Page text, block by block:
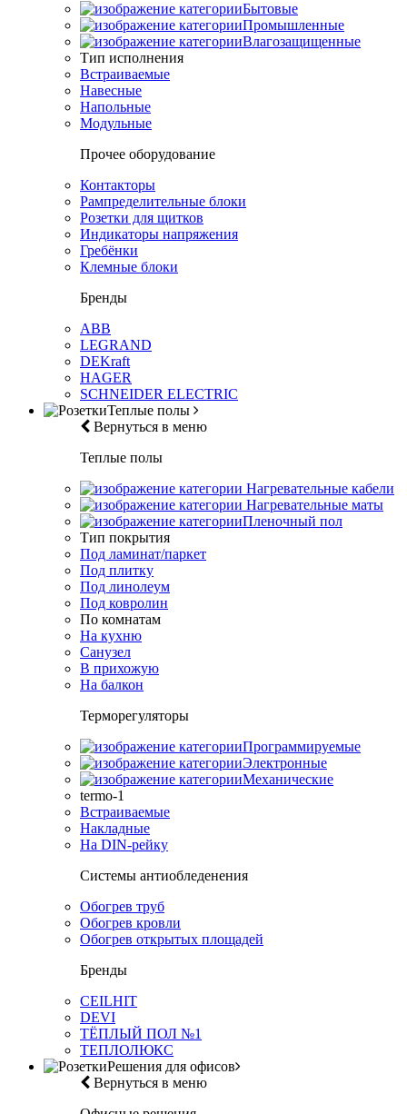
Бытовые
Промышленные
Влагозащищенные
Тип исполнения
Встраиваемые
Навесные
Напольные
Модульные
Прочее оборудование
Контакторы
Рампределительные блоки
Розетки для щитков
Индикаторы напряжения
Гребёнки
Клемные блоки
Бренды
ABB
LEGRAND
DEKraft
HAGER
SCHNEIDER ELECTRIC
Теплые полы
Вернуться в меню
Теплые полы
Нагревательные кабели
Нагревательные маты
Пленочный пол
Тип покрытия
Под ламинат/паркет
Под плитку
Под линолеум
Под ковролин
По комнатам
На кухню
Санузел
В прихожую
На балкон
Терморегуляторы
Программируемые
Электронные
Механические
termo-1
Встраиваемые
Накладные
На DIN-рейку
Системы антиобледенения
Обогрев труб
Обогрев кровли
Обогрев открытых площадей
Бренды
CEILHIT
DEVI
ТЁПЛЫЙ ПОЛ №1
ТЕПЛОЛЮКС
Решения для офисов
Вернуться в меню